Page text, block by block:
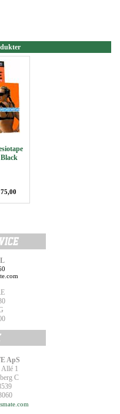
ApS
Allé 1
C